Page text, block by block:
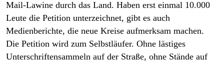
Mail-Lawine durch das Land. Haben erst einmal 10.000
Leute die Petition unterzeichnet, gibt es auch
Medienberichte, die neue Kreise aufmerksam machen.
Die Petition wird zum Selbstläufer. Ohne lästiges
Unterschriftensammeln auf der Straße, ohne Stände auf